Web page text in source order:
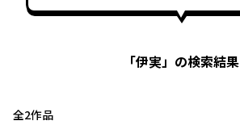
「伊実」の検索結果
全2作品